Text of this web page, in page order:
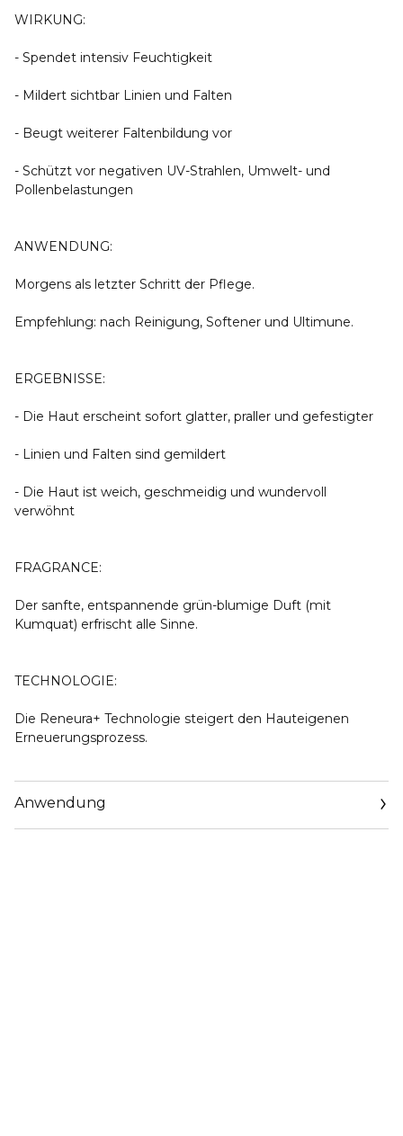
WIRKUNG:
- Spendet intensiv Feuchtigkeit
- Mildert sichtbar Linien und Falten
- Beugt weiterer Faltenbildung vor
- Schützt vor negativen UV-Strahlen, Umwelt- und
Pollenbelastungen
ANWENDUNG:
Morgens als letzter Schritt der Pflege.
Empfehlung: nach Reinigung, Softener und Ultimune.
ERGEBNISSE:
- Die Haut erscheint sofort glatter, praller und gefestigter
- Linien und Falten sind gemildert
- Die Haut ist weich, geschmeidig und wundervoll
verwöhnt
FRAGRANCE:
Der sanfte, entspannende grün-blumige Duft (mit
Kumquat) erfrischt alle Sinne.
TECHNOLOGIE:
Die Reneura+ Technologie steigert den Hauteigenen
Erneuerungsprozess.
Anwendung